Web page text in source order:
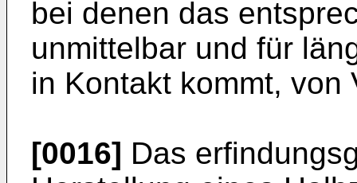
bei denen das
unmittelbar und für
in Kontakt kommt, von
[0016] Das